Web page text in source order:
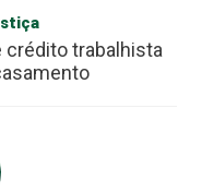
crédito trabalhista